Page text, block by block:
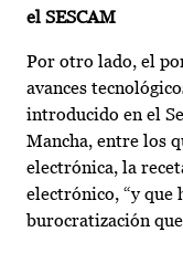
el SESCAM
Por otro lado, el
avances
introducido en el
Mancha, entre los
electrónica, la
electrónico, “y
burocratización